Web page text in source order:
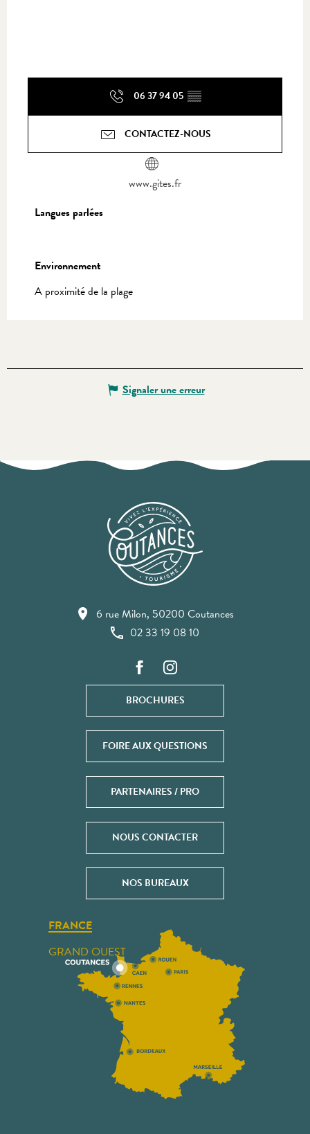
06 37 94 05 ▒▒
CONTACTEZ-NOUS
www.gites.fr
Langues parlées
Langues parlées
Environnement
Environnement
A proximité de la plage
Signaler une erreur
6 rue Milon, 50200 Coutances
02 33 19 08 10
BROCHURES
FOIRE AUX QUESTIONS
PARTENAIRES / PRO
NOUS CONTACTER
NOS BUREAUX
FRANCE
GRAND OUEST